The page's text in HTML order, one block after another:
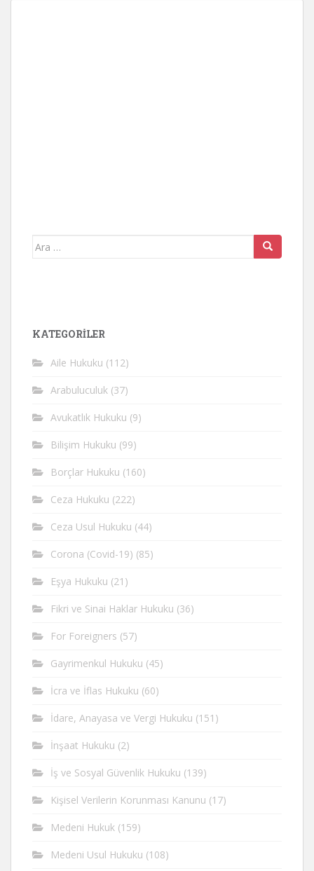
Arama
KATEGORİLER
Aile Hukuku (112)
Arabuluculuk (37)
Avukatlık Hukuku (9)
Bilişim Hukuku (99)
Borçlar Hukuku (160)
Ceza Hukuku (222)
Ceza Usul Hukuku (44)
Corona (Covid-19) (85)
Eşya Hukuku (21)
Fikri ve Sinai Haklar Hukuku (36)
For Foreigners (57)
Gayrimenkul Hukuku (45)
İcra ve İflas Hukuku (60)
İdare, Anayasa ve Vergi Hukuku (151)
İnşaat Hukuku (2)
İş ve Sosyal Güvenlik Hukuku (139)
Kişisel Verilerin Korunması Kanunu (17)
Medeni Hukuk (159)
Medeni Usul Hukuku (108)